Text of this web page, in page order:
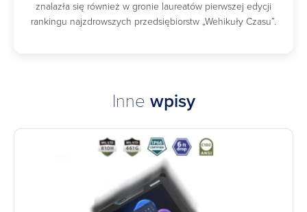
znalazła się również w gronie laureatów pierwszej edycji
rankingu najzdrowszych przedsiębiorstw „Wehikuły Czasu”.
Inne wpisy